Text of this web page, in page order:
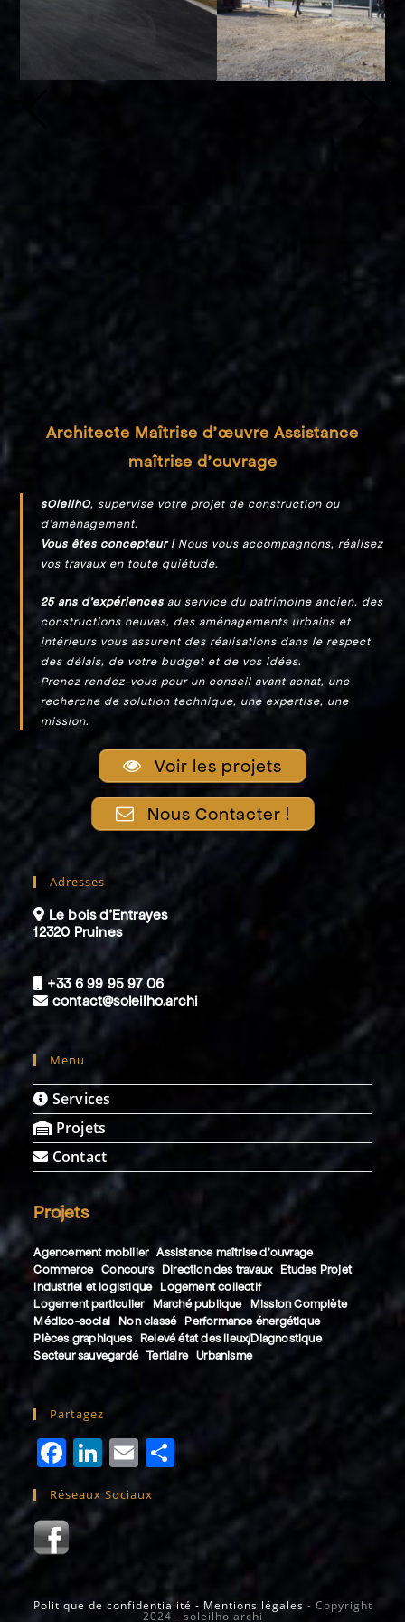
Architecte Maîtrise d’œuvre Assistance
maîtrise d’ouvrage
sOleilhO, supervise votre projet de construction ou
d’aménagement.
Vous êtes concepteur !Nous vous accompagnons, réalisez
vos travaux en toute quiétude.
25 ans d’expériences au service du patrimoine ancien, des
constructions neuves, des aménagements urbains et
intérieurs vous assurent des réalisations dans le respect
des délais, de votre budget et de vos idées.
Prenez rendez-vous pour un conseil avant achat, une
recherche de solution technique, une expertise, une
mission.
Voir les projets
Nous Contacter !
Adresses
Le bois d’Entrayes
12320 Pruines
+33 6 99 95 97 06
contact@soleilho.archi
Menu
Services
Projets
Contact
Projets
Agencement mobilier
Assistance maîtrise d'ouvrage
Commerce
Concours Direction des travaux
Etudes Projet
Industriel et logistique
Logement collectif
Logement particulier
Marché publique
Mission Complète
Médico-social
Non classé
Performance énergétique
Pièces graphiques
Relevé état des lieux/Diagnostique
Secteur sauvegardé
Tertiaire Urbanisme
Partagez
F
c
e
o
Li
n
k
n
E
m
ai
P
e
Réseaux Sociaux
Politique de confidentialité - Mentions légales - Copyright
2024 - soleilho.archi